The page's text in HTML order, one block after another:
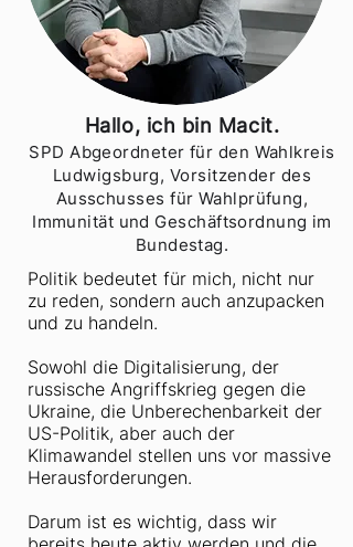
Hallo, ich bin Macit.
SPD Abgeordneter für den Wahlkreis
Ludwigsburg, Vorsitzender des
Ausschusses für Wahlprüfung,
Immunität und Geschäftsordnung im
Bundestag.
Politik bedeutet für mich, nicht nur
zu reden, sondern auch anzupacken
und zu handeln.
Sowohl die Digitalisierung, der
russische Angriffskrieg gegen die
Ukraine, die Unberechenbarkeit der
US-Politik, aber auch der
Klimawandel stellen uns vor massive
Herausforderungen.
Darum ist es wichtig, dass wir